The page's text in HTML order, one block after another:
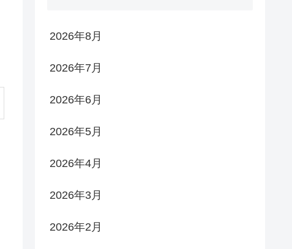
2026年8月
2026年7月
2026年6月
2026年5月
2026年4月
2026年3月
2026年2月